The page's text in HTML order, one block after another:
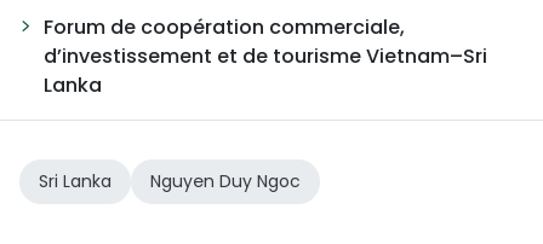
Forum de coopération commerciale,
d’investissement et de tourisme Vietnam–Sri
Lanka
Sri Lanka Nguyen Duy Ngoc